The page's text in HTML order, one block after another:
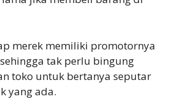
merek memiliki promotornya
tak perlu bingung
toko untuk bertanya seputar
yang ada.